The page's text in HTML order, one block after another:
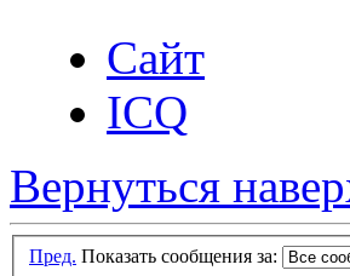
Сайт
ICQ
Вернуться
Пред. Показать сообщения за: